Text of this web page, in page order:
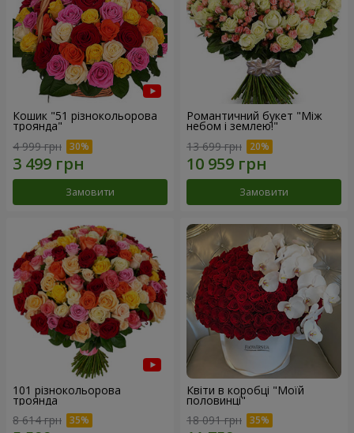
Кошик "51 різнокольорова
троянда"
4 999 грн
Замовити
Романтичний букет "Між
небом і землею!"
13 699 грн
Замовити
101 різнокольорова
троянда
8 614 грн
Квіти в коробці "Моїй
половинці"
18 091 грн